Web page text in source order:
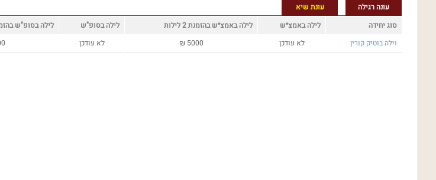
עונה רגילה עונת שיא
סוג יחידה
לילה באמצ״ש לילה באמצ״ש בהזמנת 2 לילות לילה בסופ"ש
לילה בסופ"ש בהזמנת 2
וילה בוטיק קורין
לא עודכן 5000
₪ לא עודכן